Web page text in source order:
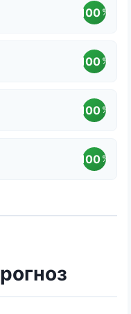
100 %
100 %
100 %
100 %